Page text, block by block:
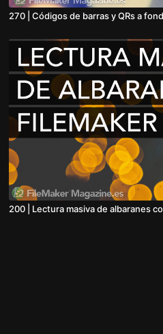
270 | Códigos de barras y QRs a
200 | Lectura masiva de albaranes